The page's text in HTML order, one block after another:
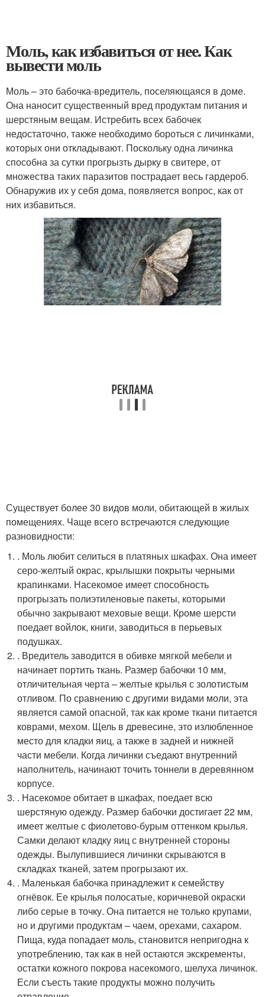
Моль, как избавиться от нее. Как
вывести моль
Моль – это бабочка-вредитель, поселяющаяся в доме.
Она наносит существенный вред продуктам питания и
шерстяным вещам. Истребить всех бабочек
недостаточно, также необходимо бороться с личинками,
которых они откладывают. Поскольку одна личинка
способна за сутки прогрызть дырку в свитере, от
множества таких паразитов пострадает весь гардероб.
Обнаружив их у себя дома, появляется вопрос, как от
них избавиться.
Существует более 30 видов моли, обитающей в жилых
помещениях. Чаще всего встречаются следующие
разновидности:
. Моль любит селиться в платяных шкафах. Она имеет
серо-желтый окрас, крылышки покрыты черными
крапинками. Насекомое имеет способность
прогрызать полиэтиленовые пакеты, которыми
обычно закрывают меховые вещи. Кроме шерсти
поедает войлок, книги, заводиться в перьевых
подушках.
. Вредитель заводится в обивке мягкой мебели и
начинает портить ткань. Размер бабочки 10 мм,
отличительная черта – желтые крылья с золотистым
отливом. По сравнению с другими видами моли, эта
является самой опасной, так как кроме ткани питается
коврами, мехом. Щель в древесине, это излюбленное
место для кладки яиц, а также в задней и нижней
части мебели. Когда личинки съедают внутренний
наполнитель, начинают точить тоннели в деревянном
корпусе.
. Насекомое обитает в шкафах, поедает всю
шерстяную одежду. Размер бабочки достигает 22 мм,
имеет желтые с фиолетово-бурым оттенком крылья.
Самки делают кладку яиц с внутренней стороны
одежды. Вылупившиеся личинки скрываются в
складках тканей, затем прогрызают их.
. Маленькая бабочка принадлежит к семейству
огнёвок. Ее крылья полосатые, коричневой окраски
либо серые в точку. Она питается не только крупами,
но и другими продуктам – чаем, орехами, сахаром.
Пища, куда попадает моль, становится непригодна к
употреблению, так как в ней остаются экскременты,
остатки кожного покрова насекомого, шелуха личинок.
Если съесть такие продукты можно получить